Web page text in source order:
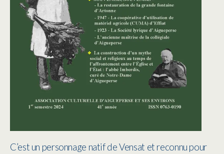
C’est un personnage natif de Vensat et reconnu pour